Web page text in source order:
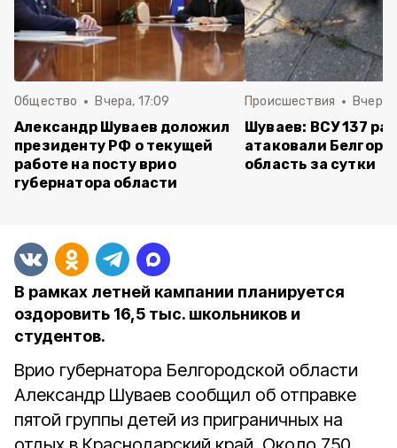
Общество Вчера, 17:09
Александр Шуваев доложил
президенту РФ о текущей
работе на посту врио
губернатора области
Происшествия Вчера,
Шуваев: ВСУ 137 раз
атаковали
область за сутки
В рамках летней кампании планируется
оздоровить 16,5 тыс. школьников и
студентов.
Врио губернатора Белгородской области
Александр Шуваев сообщил об отправке
пятой группы детей из приграничных на